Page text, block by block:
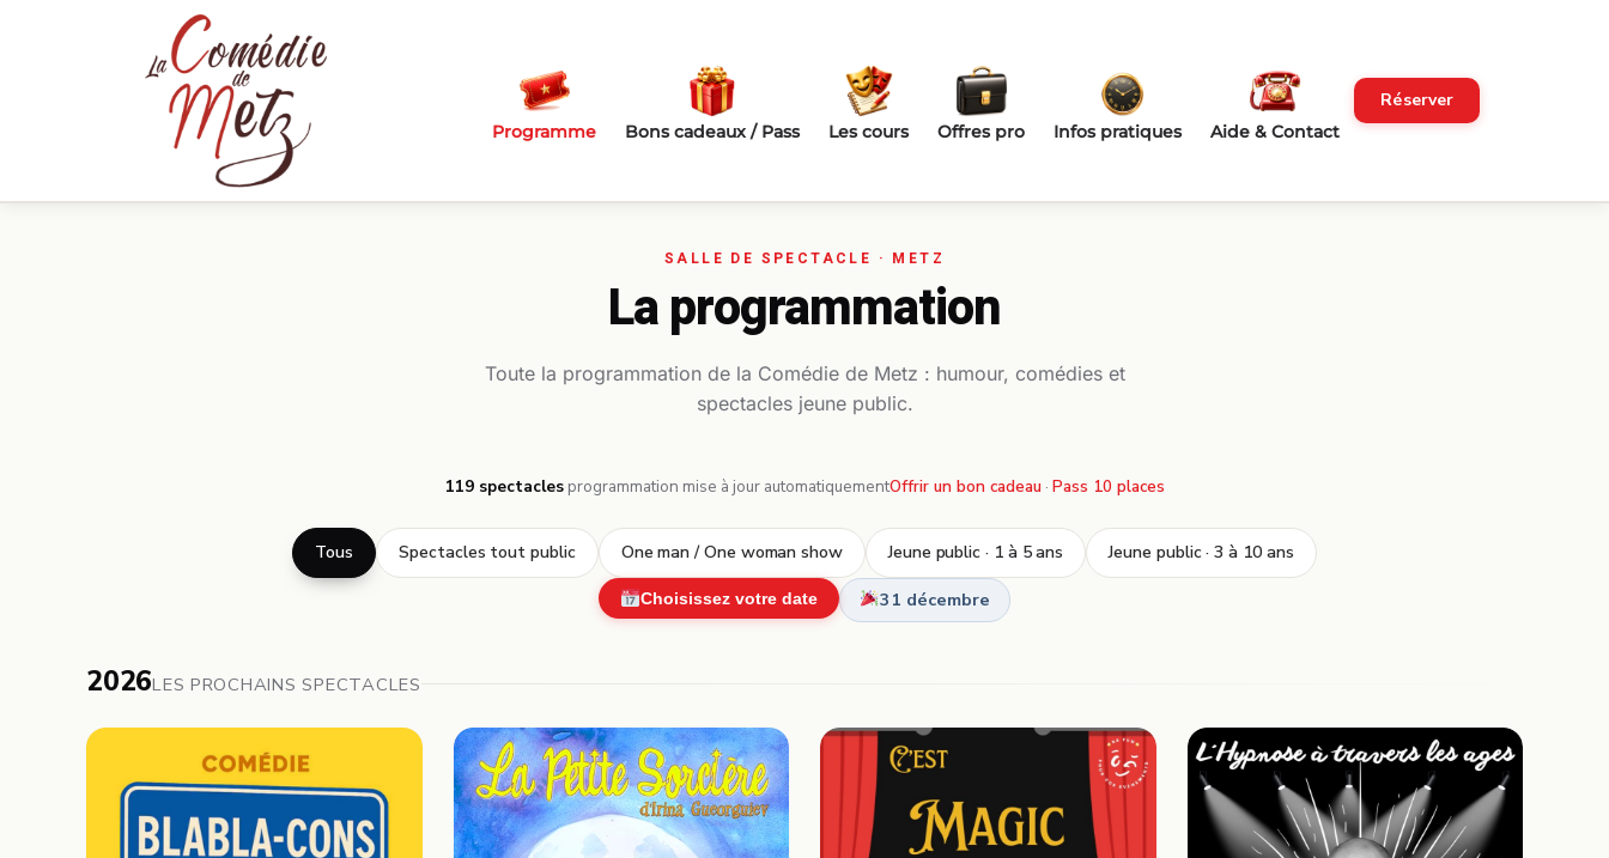
Passer au contenu principal
Programme Bons cadeaux / Pass Les cours Offres pro Infos pratiques Aide & Contact
Réserver
La programmation
Toute la programmation de la Comédie de Metz : humour, comédies et
spectacles jeune public.
119 spectacles· programmation mise à jour automatiquementOffrir un bon cadeau · Pass 10 places
Tous Spectacles tout public One man / One woman show Jeune public · 1 à 5 ans Jeune public · 3 à 10 ans
Choisissez votre date 31 décembre
2026LES PROCHAINS SPECTACLES